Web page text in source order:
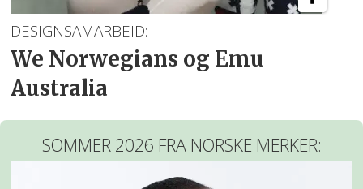
DESIGNSAMARBEID:
We Norwegians og Emu
Australia
SOMMER 2026 FRA NORSKE MERKER: